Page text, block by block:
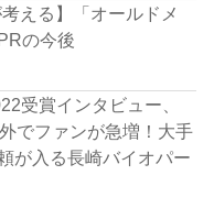
える】「オールドメ
の今後
受賞インタビュー、
でファンが急増！大手
が入る長崎バイオパー